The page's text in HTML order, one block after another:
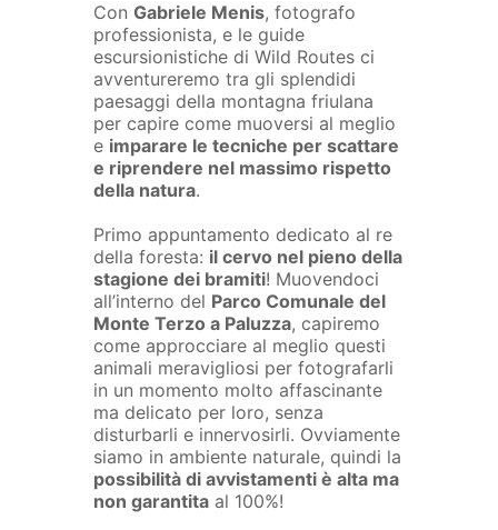
Con Gabriele Menis, fotografo
professionista, e le guide
escursionistiche di Wild Routes ci
avventureremo tra gli splendidi
paesaggi della montagna friulana
per capire come muoversi al meglio
e imparare le tecniche per scattare
e riprendere nel massimo rispetto
della natura.
Primo appuntamento dedicato al re
della foresta: il cervo nel pieno della
stagione dei bramiti! Muovendoci
all’interno del Parco Comunale del
Monte Terzo a Paluzza, capiremo
come approcciare al meglio questi
animali meravigliosi per fotografarli
in un momento molto affascinante
ma delicato per loro, senza
disturbarli e innervosirli. Ovviamente
siamo in ambiente naturale, quindi la
possibilità di avvistamenti è alta ma
non garantita al 100%!